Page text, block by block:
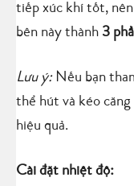
tiếp xúc khí tốt, nên
bên này thành 3
Lưu ý: Nếu bạn
thể hút và kéo
hiệu quả.
Cài đặt nhiệt độ: